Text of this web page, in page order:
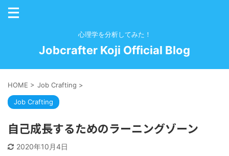
心理学を分析してみた！
Jobcrafter Koji Official Blog
HOME > Job Crafting >
Job Crafting
自己成長するためのラーニングゾーン
2020年10月4日